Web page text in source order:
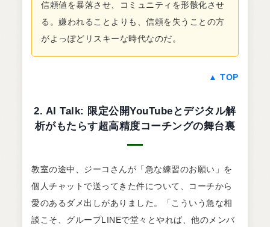
信頼値を暴落させ、コミュニティを形骸化させ
る。嫌われることよりも、信頼を失うことの方
がよっぽどリスキーな時代なのだ。
▲ TOP
2. AI Talk: 限定公開YouTubeとデジタル解
析がもたらす超高精度コーチングの舞台裏
教室の途中、ジーコさんが「急な練習のお願い」を
個人チャットで送ってきた件について、コーチから
愛のあるダメ出しがありました。「こういう急な相
談こそ、グループLINEで堂々とやれば、他のメンバ